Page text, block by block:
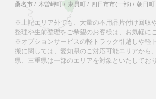
桑名市 / 木曽岬町/ 東員町 / 四日市市(一部) / 朝日町
※上記エリア外でも、大量の不用品片付け回収
整理や生前整理をご希望のお客様は、お気軽に
※オプションサービスの軽トラック引越しや軽
搬に関しては、愛知県のご対応可能エリアから
県、三重県は一部のエリアを対象といたしてお